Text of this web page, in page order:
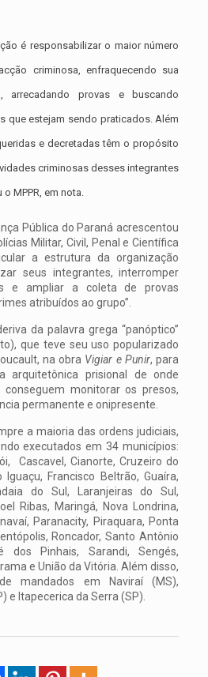
é responsabilizar o maior número
criminosa, enfraquecendo sua
arrecadando provas e buscando
que estejam sendo praticados. Além
e decretadas têm o propósito
criminosas desses integrantes
MPPR, em nota.
Pública do Paraná acrescentou
Militar, Civil, Penal e Científica
a estrutura da organização
seus integrantes, interromper
e ampliar a coleta de provas
atribuídos ao grupo”.
da palavra grega “panóptico”
que teve seu uso popularizado
na obra Vigiar e Punir, para
arquitetônica prisional de onde
monitorar os presos,
permanente e onipresente.
a maioria das ordens judiciais,
executados em 34 municípios:
Cascavel, Cianorte, Cruzeiro do
Francisco Beltrão, Guaíra,
do Sul, Laranjeiras do Sul,
Ribas, Maringá, Nova Londrina,
Paranacity, Piraquara, Ponta
Roncador, Santo Antônio
dos Pinhais, Sarandi, Sengés,
e União da Vitória. Além disso,
mandados em Naviraí (MS),
e Itapecerica da Serra (SP).